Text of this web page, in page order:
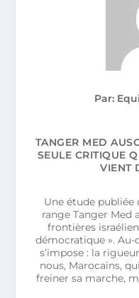
Par:
TANGER MED
SEULE CRITIQUE
VIENT
Une étude publiée
range Tanger Med
frontières
démocratique ». Au-
s’impose : la
nous, Marocains,
freiner sa marche,